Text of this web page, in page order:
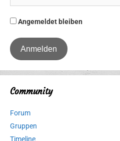
Angemeldet bleiben
Community
Forum
Gruppen
Timeline